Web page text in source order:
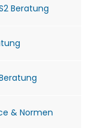
Beratung
& Normen